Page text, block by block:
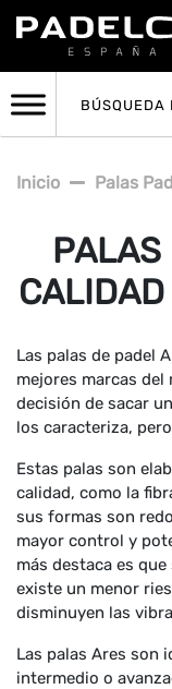
Inicio Palas
PALAS
Las palas de padel
mejores marcas del
decisión de sacar
los caracteriza,
Estas palas son
calidad, como la
sus formas son
mayor control y
más destaca es
existe un menor
disminuyen las
Las palas Ares son
intermedio o